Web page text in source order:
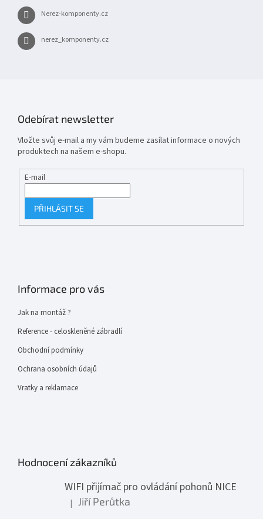
Nerez-komponenty.cz
nerez_komponenty.cz
Odebírat newsletter
Vložte svůj e-mail a my vám budeme zasílat informace o nových
produktech na našem e-shopu.
E-mail
PŘIHLÁSIT SE
Informace pro vás
Jak na montáž ?
Reference - celoskleněné zábradlí
Obchodní podmínky
Ochrana osobních údajů
Vratky a reklamace
Hodnocení zákazníků
WIFI přijímač pro ovládání pohonů NICE
Hodnocení produktu je 1 z 5 hvězdiček.
| Jiří Perůtka